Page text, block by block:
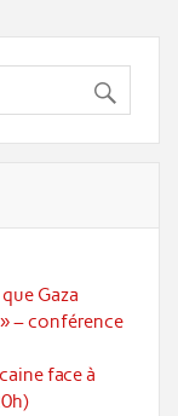
Gaza
– conférence
face à